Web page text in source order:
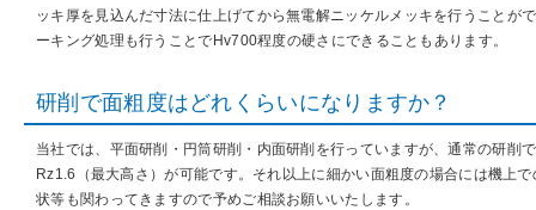
ッキ厚を見込んだ寸法に仕上げてから無電解ニッケルメッキを行うことが
ーキング処理も行うことでHv700程度の硬さにできることもあります。
研削で面粗度はどれくらいになりますか？
当社では、平面研削・円筒研削・内面研削を行っていますが、通常の研削
Rz1.6（最大高さ）が可能です。それ以上に細かい面粗度の場合には機上
状等も関わってきますので予めご相談お願いいたします。